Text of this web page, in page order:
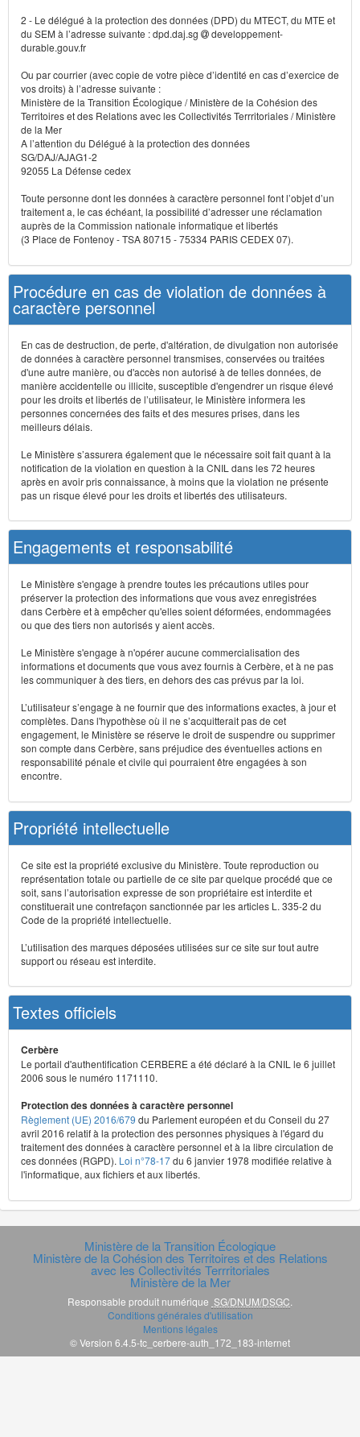
2 - Le délégué à la protection des données (DPD) du MTECT, du MTE et
du SEM à l’adresse suivante : dpd.daj.sg
developpement-
durable.gouv.fr
Ou par courrier (avec copie de votre pièce d’identité en cas d’exercice de
vos droits) à l’adresse suivante :
Ministère de la Transition Écologique / Ministère de la Cohésion des
Territoires et des Relations avec les Collectivités Terrritoriales / Ministère
de la Mer
A l’attention du Délégué à la protection des données
SG/DAJ/AJAG1-2
92055 La Défense cedex
Toute personne dont les données à caractère personnel font l’objet d’un
traitement a, le cas échéant, la possibilité d’adresser une réclamation
auprès de la Commission nationale informatique et libertés
(3 Place de Fontenoy - TSA 80715 - 75334 PARIS CEDEX 07).
Procédure en cas de violation de données à
caractère personnel
En cas de destruction, de perte, d'altération, de divulgation non autorisée
de données à caractère personnel transmises, conservées ou traitées
d'une autre manière, ou d'accès non autorisé à de telles données, de
manière accidentelle ou illicite, susceptible d'engendrer un risque élevé
pour les droits et libertés de l’utilisateur, le Ministère informera les
personnes concernées des faits et des mesures prises, dans les
meilleurs délais.
Le Ministère s’assurera également que le nécessaire soit fait quant à la
notification de la violation en question à la CNIL dans les 72 heures
après en avoir pris connaissance, à moins que la violation ne présente
pas un risque élevé pour les droits et libertés des utilisateurs.
Engagements et responsabilité
Le Ministère s'engage à prendre toutes les précautions utiles pour
préserver la protection des informations que vous avez enregistrées
dans Cerbère et à empêcher qu'elles soient déformées, endommagées
ou que des tiers non autorisés y aient accès.
Le Ministère s'engage à n'opérer aucune commercialisation des
informations et documents que vous avez fournis à Cerbère, et à ne pas
les communiquer à des tiers, en dehors des cas prévus par la loi.
L’utilisateur s’engage à ne fournir que des informations exactes, à jour et
complètes. Dans l'hypothèse où il ne s’acquitterait pas de cet
engagement, le Ministère se réserve le droit de suspendre ou supprimer
son compte dans Cerbère, sans préjudice des éventuelles actions en
responsabilité pénale et civile qui pourraient être engagées à son
encontre.
Propriété intellectuelle
Ce site est la propriété exclusive du Ministère. Toute reproduction ou
représentation totale ou partielle de ce site par quelque procédé que ce
soit, sans l’autorisation expresse de son propriétaire est interdite et
constituerait une contrefaçon sanctionnée par les articles L. 335-2 du
Code de la propriété intellectuelle.
L’utilisation des marques déposées utilisées sur ce site sur tout autre
support ou réseau est interdite.
Textes officiels
Cerbère
Le portail d'authentification CERBERE a été déclaré à la CNIL le 6 juillet
2006 sous le numéro 1171110.
Protection des données à caractère personnel
Règlement (UE) 2016/679 du Parlement européen et du Conseil du 27
avril 2016 relatif à la protection des personnes physiques à l'égard du
traitement des données à caractère personnel et à la libre circulation de
ces données (RGPD). Loi n°78-17du 6 janvier 1978 modifiée relative à
l'informatique, aux fichiers et aux libertés.
Ministère de la Transition Écologique
Ministère de la Cohésion des Territoires et des Relations
avec les Collectivités Terrritoriales
Ministère de la Mer
Responsable produit numérique SG/DNUM/DSGC
Conditions générales d'utilisation
Mentions légales
© Version 6.4.5-tc_cerbere-auth_172_183-internet